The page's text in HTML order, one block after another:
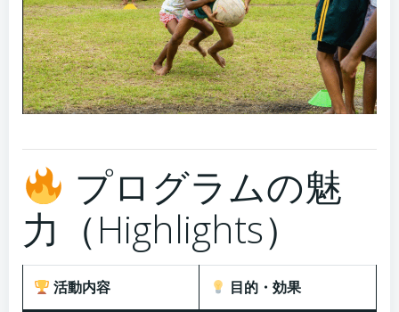
プログラムの魅
力（Highlights）
活動内容 目的・効果